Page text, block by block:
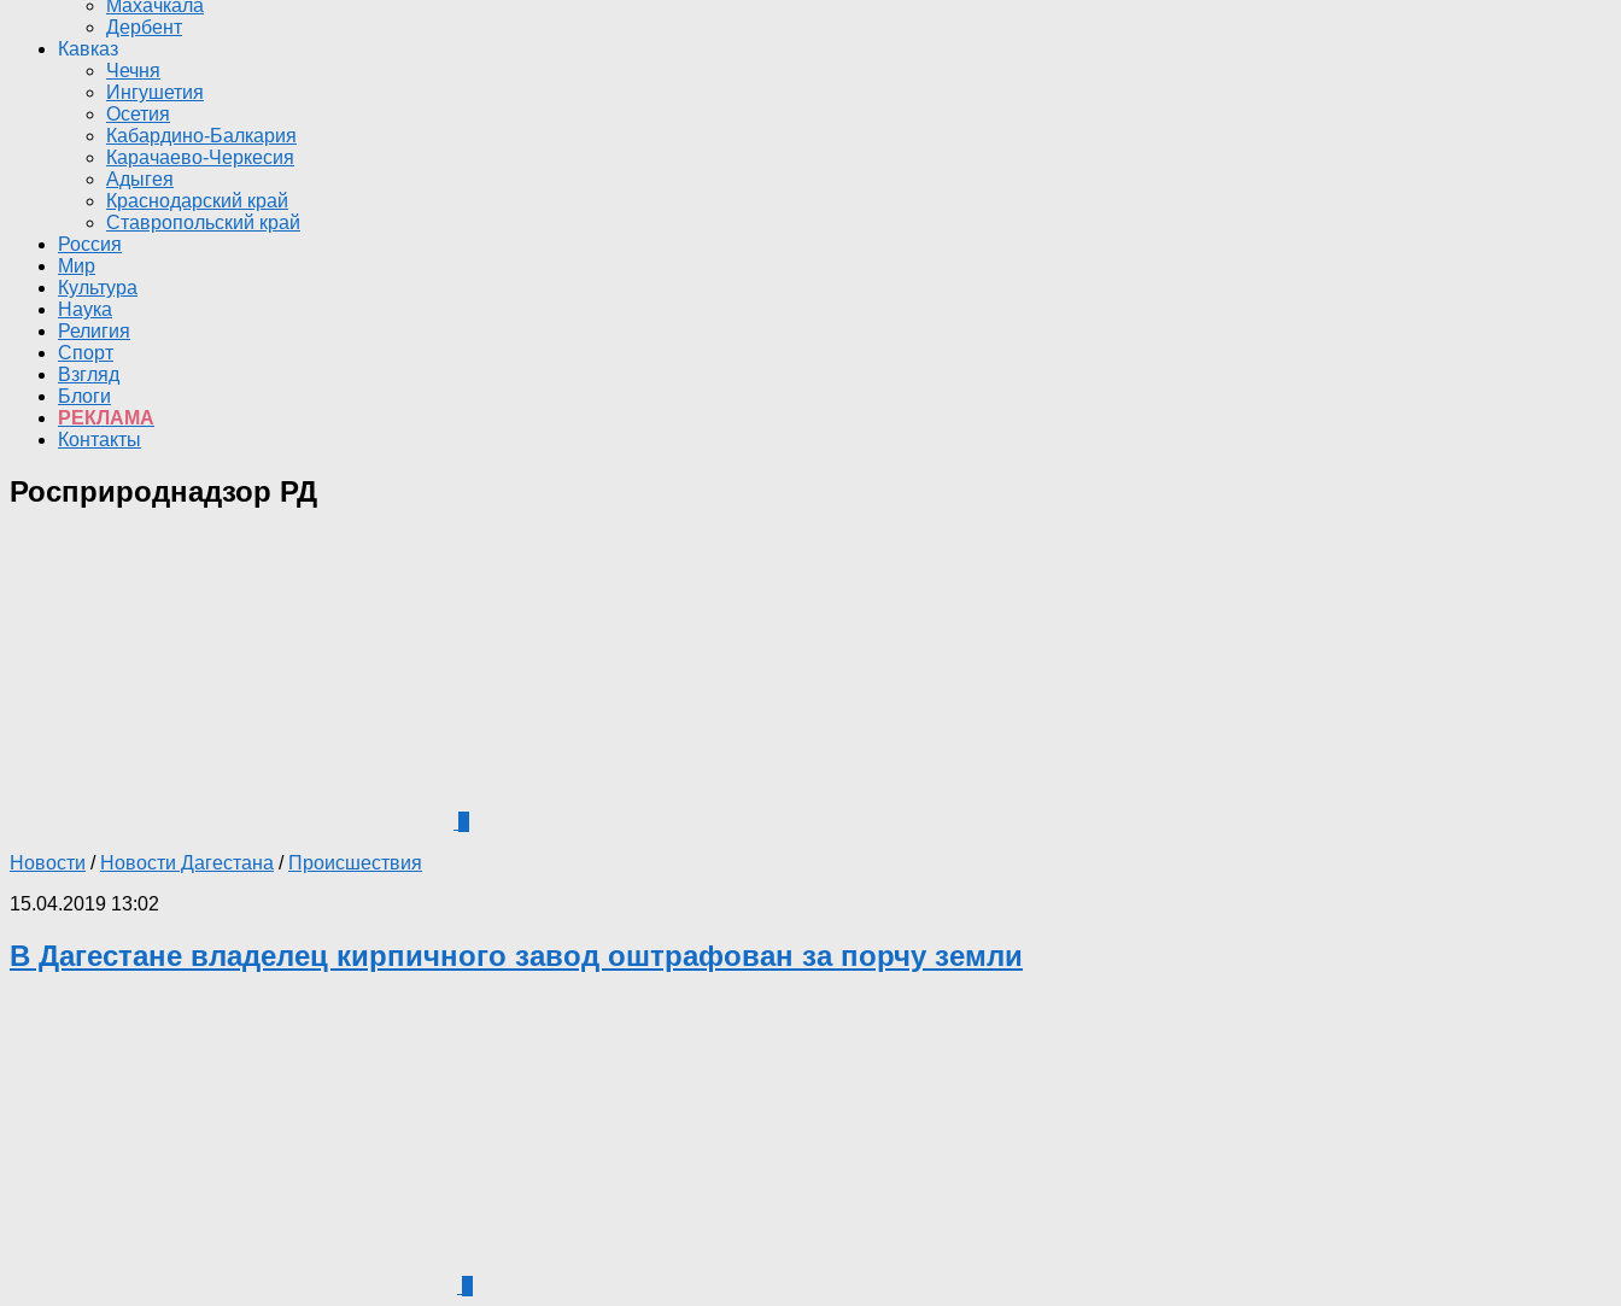
Махачкала
Дербент
Кавказ
Чечня
Ингушетия
Осетия
Кабардино-Балкария
Карачаево-Черкесия
Адыгея
Краснодарский край
Ставропольский край
Россия
Мир
Культура
Наука
Религия
Спорт
Взгляд
Блоги
РЕКЛАМА
Контакты
Росприроднадзор РД
Новости / Новости Дагестана / Происшествия
15.04.2019 13:02
В Дагестане владелец кирпичного завод оштрафован за порчу земли